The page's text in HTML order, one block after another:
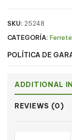
SKU: 25248
CATEGORÍA:
POLÍTICA DE
ADDITIONAL
REVIEWS (0)